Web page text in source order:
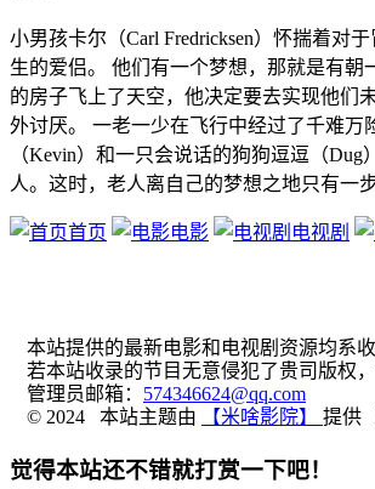
小男孩卡尔（Carl Fredricksen）怀揣着对
生的爱侣。 他们有一个梦想，那就是有
的房子飞上了天空，他决定要去实现他们
外讨厌。 一老一少在飞行中经过了千难
（Kevin）和一只会说话的狗狗逗逗（
人。这时，老人离自己的梦想之地只有一
首页 电影 电视剧
本站提供的最新电影和电视剧资源均系
若本站收录的节目无意侵犯了贵司版权
管理员邮箱： 574346624@qq.com
© 2024 本站主题由
【米啥影院】 提供
觉得本站还不错就打赏一下吧！